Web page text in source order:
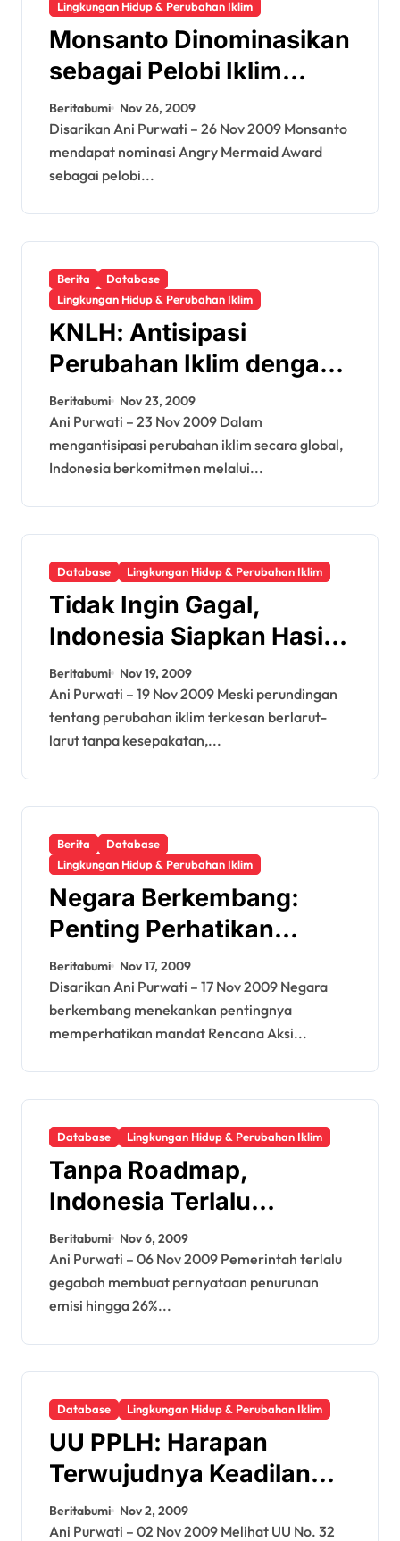
Lingkungan Hidup & Perubahan Iklim
Monsanto Dinominasikan
sebagai Pelobi Iklim
Terburuk
Beritabumi Nov 26, 2009
Disarikan Ani Purwati – 26 Nov 2009 Monsanto
mendapat nominasi Angry Mermaid Award
sebagai pelobi...
Berita
Database
Lingkungan Hidup & Perubahan Iklim
KNLH: Antisipasi
Perubahan Iklim dengan
Program MIH
Beritabumi Nov 23, 2009
Ani Purwati – 23 Nov 2009 Dalam
mengantisipasi perubahan iklim secara global,
Indonesia berkomitmen melalui...
Database Lingkungan Hidup & Perubahan Iklim
Tidak Ingin Gagal,
Indonesia Siapkan Hasil
Minimum Kopenhagen
Beritabumi Nov 19, 2009
Ani Purwati – 19 Nov 2009 Meski perundingan
tentang perubahan iklim terkesan berlarut-
larut tanpa kesepakatan,...
Berita
Database
Lingkungan Hidup & Perubahan Iklim
Negara Berkembang:
Penting Perhatikan
Rencana Aksi Bali
Beritabumi Nov 17, 2009
Disarikan Ani Purwati – 17 Nov 2009 Negara
berkembang menekankan pentingnya
memperhatikan mandat Rencana Aksi...
Database Lingkungan Hidup & Perubahan Iklim
Tanpa Roadmap,
Indonesia Terlalu
Gegabah Buat
Pernyataan Turunkan
Emisi 26 Persen
Beritabumi Nov 6, 2009
Ani Purwati – 06 Nov 2009 Pemerintah terlalu
gegabah membuat pernyataan penurunan
emisi hingga 26%...
Database Lingkungan Hidup & Perubahan Iklim
UU PPLH: Harapan
Terwujudnya Keadilan
Ekologi
Beritabumi Nov 2, 2009
Ani Purwati – 02 Nov 2009 Melihat UU No. 32